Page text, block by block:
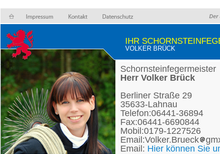
Der
IHR
VOLKER BRÜCK
Schornsteinfegermeister
Herr Volker Brück
Berliner Straße 29
35633-Lahnau
Telefon:06441-36894
Fax:06441-6690844
Mobil:0179-1227526
Email:Volker.Brueck
Email: Hier können Sie